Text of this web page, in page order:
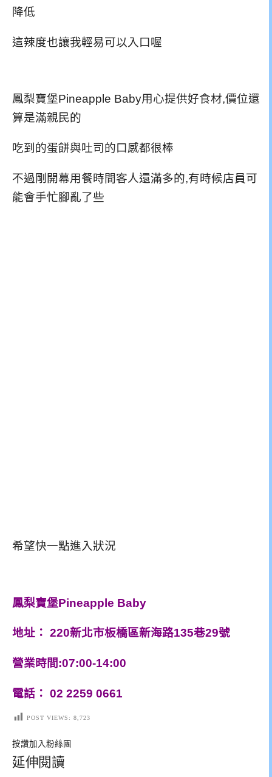
降低
這辣度也讓我輕易可以入口喔
鳳梨寶堡Pineapple Baby用心提供好食材,價位還
算是滿親民的
吃到的蛋餅與吐司的口感都很棒
不過剛開幕用餐時間客人還滿多的,有時候店員可
能會手忙腳亂了些
希望快一點進入狀況
鳳梨寶堡Pineapple Baby
地址 ： 220新北市板橋區新海路135巷29號
營業時間:07:00-14:00
電話 ： 02 2259 0661
POST VIEWS: 8,723
按讚加入粉絲團
延伸閱讀